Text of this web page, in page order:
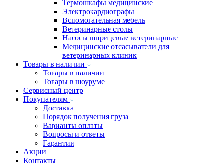
Термошкафы медицинские
Электрокардиографы
Вспомогательная мебель
Ветеринарные столы
Насосы шприцевые ветеринарные
Медицинские отсасыватели для
ветеринарных клиник
Товары в наличии
Товары в наличии
Товары в шоуруме
Сервисный центр
Покупателям
Доставка
Порядок получения груза
Варианты оплаты
Вопросы и ответы
Гарантии
Акции
Контакты